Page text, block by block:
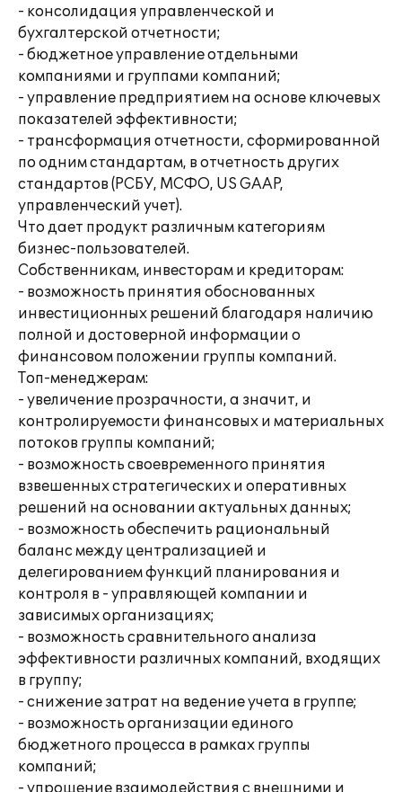
- консолидация управленческой и
бухгалтерской отчетности;
- бюджетное управление отдельными
компаниями и группами компаний;
- управление предприятием на основе ключевых
показателей эффективности;
- трансформация отчетности, сформированной
по одним стандартам, в отчетность других
стандартов (РСБУ, МСФО, US GAAP,
управленческий учет).
Что дает продукт различным категориям
бизнес-пользователей.
Собственникам, инвесторам и кредиторам:
- возможность принятия обоснованных
инвестиционных решений благодаря наличию
полной и достоверной информации о
финансовом положении группы компаний.
Топ-менеджерам:
- увеличение прозрачности, а значит, и
контролируемости финансовых и материальных
потоков группы компаний;
- возможность своевременного принятия
взвешенных стратегических и оперативных
решений на основании актуальных данных;
- возможность обеспечить рациональный
баланс между централизацией и
делегированием функций планирования и
контроля в - управляющей компании и
зависимых организациях;
- возможность сравнительного анализа
эффективности различных компаний, входящих
в группу;
- снижение затрат на ведение учета в группе;
- возможность организации единого
бюджетного процесса в рамках группы
компаний;
- упрощение взаимодействия с внешними и